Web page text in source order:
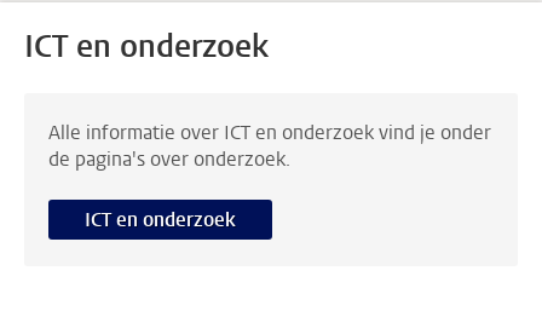
ICT en onderzoek
Alle informatie over ICT en onderzoek vind je onder
de pagina's over onderzoek.
ICT en onderzoek